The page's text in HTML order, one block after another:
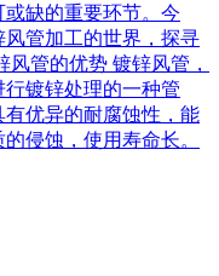
缺的重要环节。今
管加工的世界，探寻
管的优势 镀锌风管，
镀锌处理的一种管
优异的耐腐蚀性，能
侵蚀，使用寿命长。